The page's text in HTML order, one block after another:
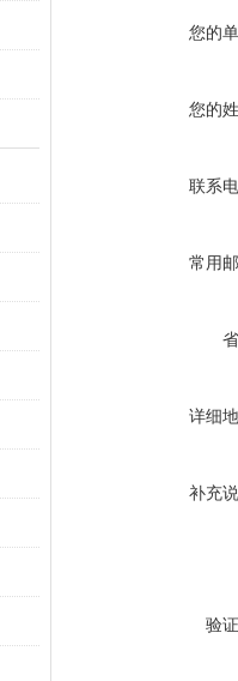
您的
您的
联系
常用
详细
补充
验